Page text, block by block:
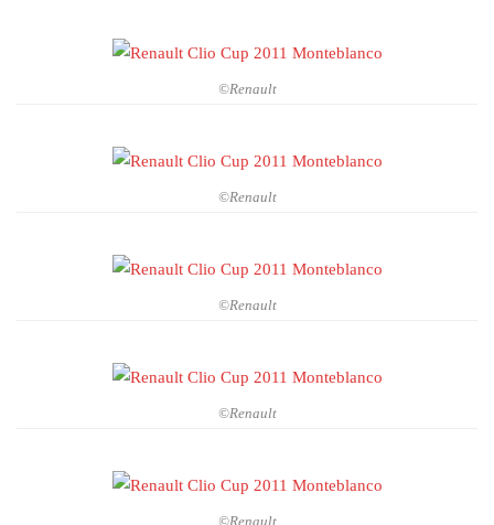
©Renault
©Renault
©Renault
©Renault
©Renault